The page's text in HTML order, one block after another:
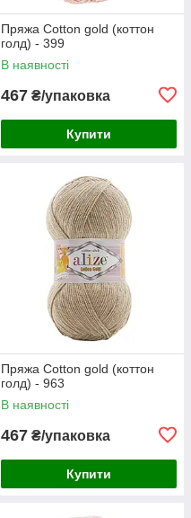
Пряжа Cotton gold (коттон
голд) - 399
В наявності
467 ₴/упаковка
Купити
Пряжа Cotton gold (коттон
голд) - 963
В наявності
467 ₴/упаковка
Купити